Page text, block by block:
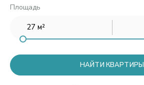
4
5
Площадь
НАЙТИ КВАРТИРЫ